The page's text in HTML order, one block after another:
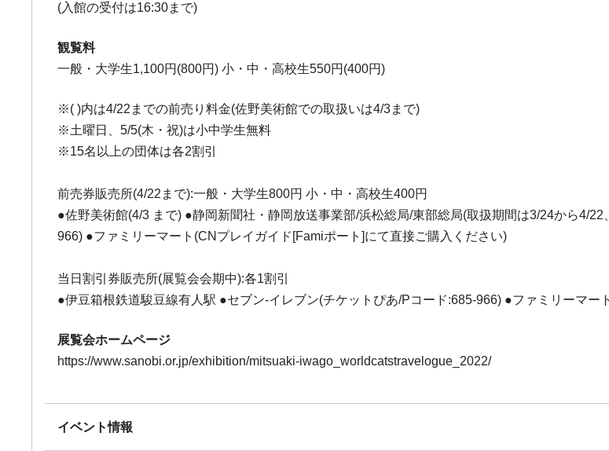
(入館の受付は16:30まで)
観覧料
一般・大学生1,100円(800円) 小・中・高校生550円(400円)
※( )内は4/22までの前売り料金(佐野美術館での取扱いは4/3まで)
※土曜日、5/5(木・祝)は小中学生無料
※15名以上の団体は各2割引
前売券販売所(4/22まで):一般・大学生800円 小・中・高校生400円
●佐野美術館(4/3 まで) ●静岡新聞社・静岡放送事業部/浜松総局/東部総局(取扱期間は3/24から4/
966) ●ファミリーマート(CNプレイガイド[Famiポート]にて直接ご購入ください)
当日割引券販売所(展覧会会期中):各1割引
●伊豆箱根鉄道駿豆線有人駅 ●セブン-イレブン(チケットぴあ/Pコード:685-966) ●ファミリーマ
展覧会ホームページ
https://www.sanobi.or.jp/exhibition/mitsuaki-iwago_worldcatstravelogue_2022/
イベント情報